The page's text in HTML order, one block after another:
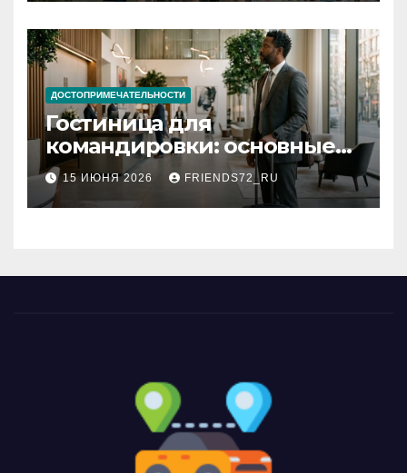
ДОСТОПРИМЕЧАТЕЛЬНОСТИ
Гостиница для
командировки: основные
критерии выбора
15 ИЮНЯ 2026 FRIENDS72_RU